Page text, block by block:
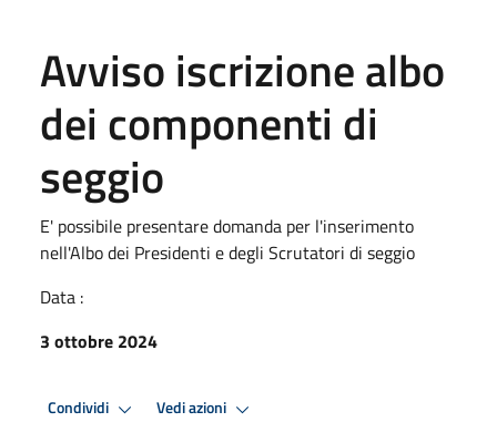
Avviso iscrizione albo
dei componenti di
seggio
E' possibile presentare domanda per l'inserimento
nell'Albo dei Presidenti e degli Scrutatori di seggio
Data :
3 ottobre 2024
Condividi Vedi azioni